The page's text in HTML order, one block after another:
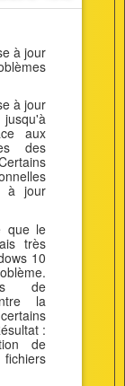
à jour
à jour
aux
des
à jour
que le
très
10
de
la
:
de